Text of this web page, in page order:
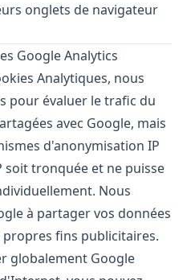
onglets de navigateur
Google Analytics
Analytiques, nous
pour évaluer le trafic du
avec Google, mais
d'anonymisation IP
soit tronquée et ne puisse
Nous
à partager vos données
fins publicitaires.
globalement Google